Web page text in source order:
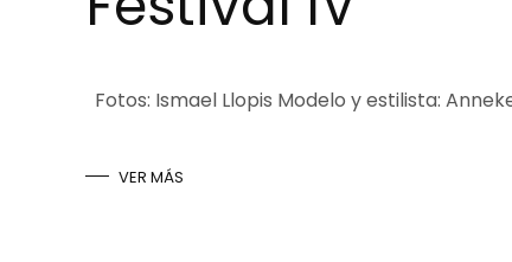
Fotos: Ismael Llopis Modelo y estilista:
VER MÁS